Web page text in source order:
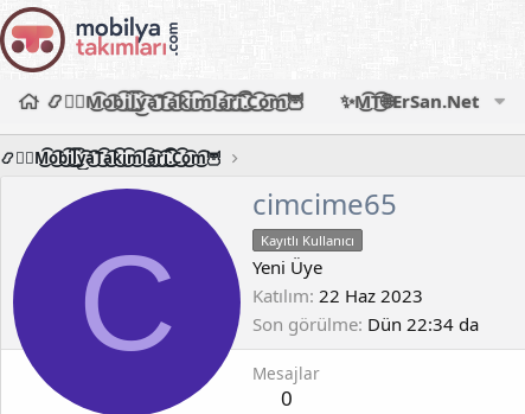
📿🧙‍♂️M͜͡o͜͡b͜͡i͜͡l͜͡y͜͡a͜͡T͜͡a͜͡k͜͡i͜͡m͜͡l͜͡a͜͡r͜͡i͜͡.͜͡C͜͡o͜͡m͜͡🦉 ✨M͜͡T͜͡🌐ErSan.Net
📿🧙‍♂️M͜͡o͜͡b͜͡i͜͡l͜͡y͜͡a͜͡T͜͡a͜͡k͜͡i͜͡m͜͡l͜͡a͜͡r͜͡i͜͡.͜͡C͜͡o͜͡m͜͡🦉
C
cimcime65
Kayıtlı Kullanıcı
Yeni Üye
Katılım 22 Haz 2023
Son görülme Dün 22:34 da
Mesajlar
0